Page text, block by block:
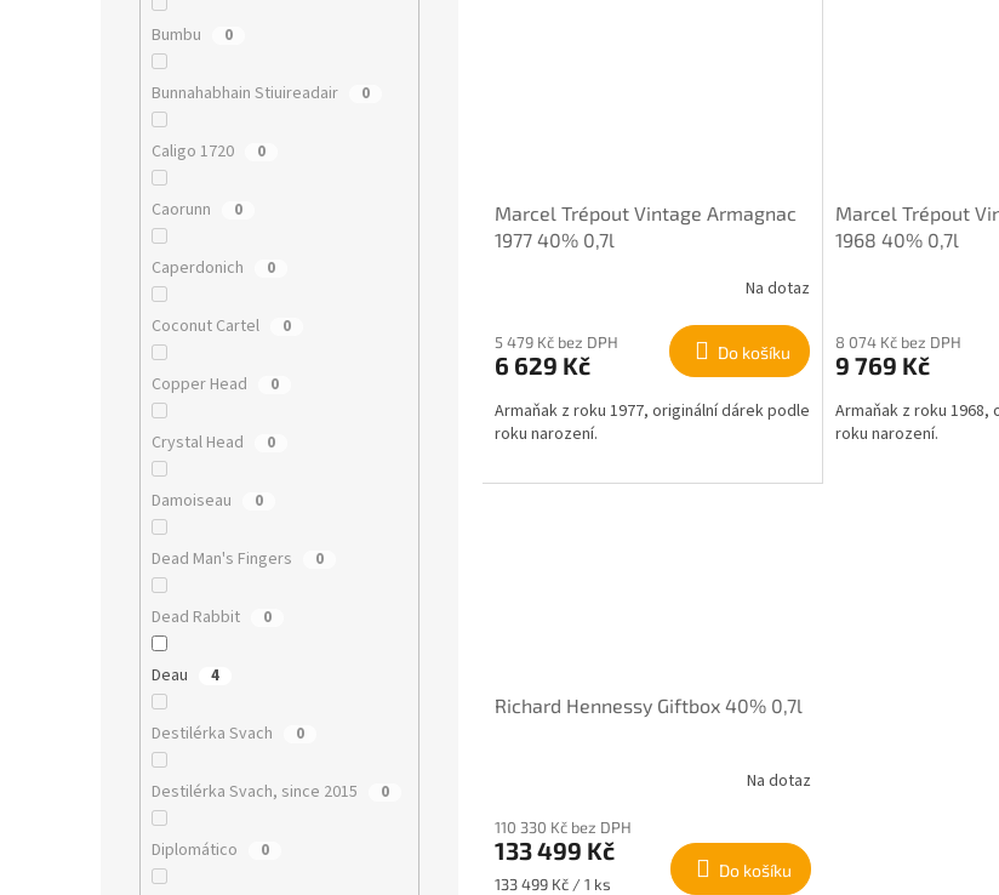
Bumbu 0
Bunnahabhain Stiuireadair 0
Caligo 1720 0
Caorunn 0
Caperdonich 0
Coconut Cartel 0
Copper Head 0
Crystal Head 0
Damoiseau 0
Dead Man's Fingers 0
Dead Rabbit 0
Deau 4
Destilérka Svach 0
Destilérka Svach, since 2015 0
Diplomático 0
Marcel Trépout Vintage Armagnac
1977 40% 0,7l
Na dotaz
5 479 Kč bez DPH
6 629 Kč Do košíku
Armaňak z roku 1977, originální dárek podle
roku narození.
Marcel Trépout
1968 40% 0,7l
8 074 Kč bez DPH
9 769 Kč
Armaňak z roku
roku narození.
Richard Hennessy Giftbox 40% 0,7l
Na dotaz
110 330 Kč bez DPH
133 499 Kč
Měrná
133 499 Kč / 1 ks
Do košíku